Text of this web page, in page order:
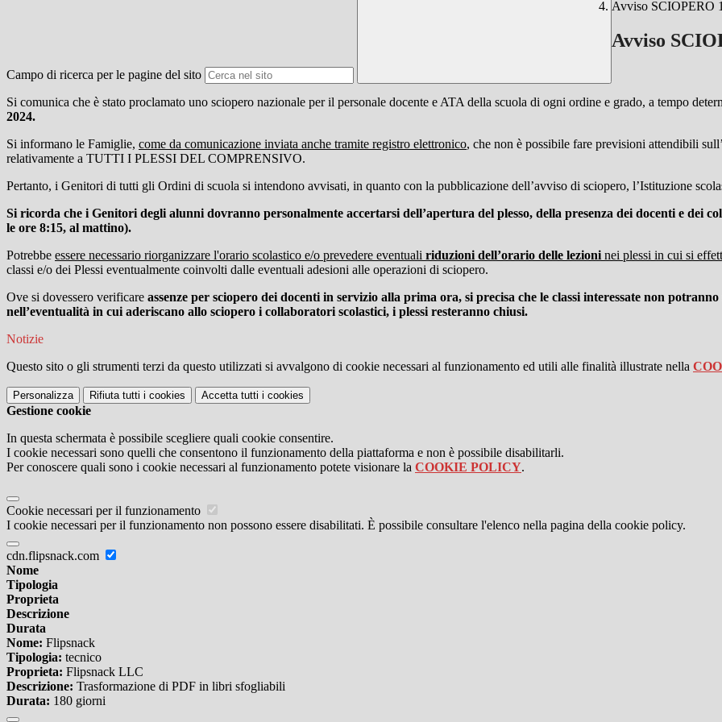
Campo di ricerca per le pagine del sito
Avviso SCIOPERO
Avviso
Si comunica che è stato proclamato uno sciopero nazionale per il personale docente e ATA della scuola di ogni ordine e grado, a tempo
2024.
Si informano le Famiglie, come da comunicazione inviata anche tramite registro elettronico, che non è possibile fare previsioni attendibili
relativamente a TUTTI I PLESSI DEL COMPRENSIVO.
Pertanto, i Genitori di tutti gli Ordini di scuola si intendono avvisati, in quanto con la pubblicazione dell’avviso di sciopero, l’Istituzione
Si ricorda che i Genitori degli alunni dovranno personalmente accertarsi dell’apertura del plesso, della presenza dei docenti e dei
le ore 8:15, al mattino).
Potrebbe essere necessario riorganizzare l'orario scolastico e/o prevedere eventuali riduzioni dell’orario delle lezioni nei plessi in cui si
classi e/o dei Plessi eventualmente coinvolti dalle eventuali adesioni alle operazioni di sciopero.
Ove si dovessero verificare assenze per sciopero dei docenti in servizio alla prima ora, si precisa che le classi interessate non
nell’eventualità in cui aderiscano allo sciopero i collaboratori scolastici, i plessi resteranno chiusi.
Notizie
Questo sito o gli strumenti terzi da questo utilizzati si avvalgono di cookie necessari al funzionamento ed utili alle finalità illustrate nella
Personalizza Rifiuta tutti i cookies Accetta tutti i cookies
Gestione cookie
In questa schermata è possibile scegliere quali cookie consentire.
I cookie necessari sono quelli che consentono il funzionamento della piattaforma e non è possibile disabilitarli.
Per conoscere quali sono i cookie necessari al funzionamento potete visionare la COOKIE POLICY.
Cookie necessari per il funzionamento
I cookie necessari per il funzionamento non possono essere disabilitati. È possibile consultare l'elenco nella pagina della cookie policy.
cdn.flipsnack.com
Nome
Tipologia
Proprieta
Descrizione
Durata
Nome: Flipsnack
Tipologia: tecnico
Proprieta: Flipsnack LLC
Descrizione: Trasformazione di PDF in libri sfogliabili
Durata: 180 giorni